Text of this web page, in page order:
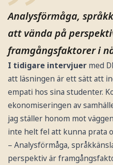
Analysförmåga,
att vända på
framgångsfaktorer i
I tidigare intervjuermed
att läsningen är ett sätt att
empati hos sina studenter.
ekonomiseringen av
jag ställer honom mot
inte helt fel att kunna prata
– Analysförmåga,
perspektiv är